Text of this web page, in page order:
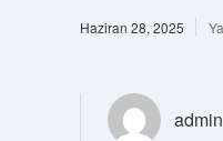
Haziran 28, 2025
admin